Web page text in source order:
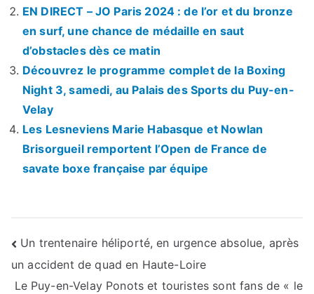
EN DIRECT – JO Paris 2024 : de l’or et du bronze
en surf, une chance de médaille en saut
d’obstacles dès ce matin
Découvrez le programme complet de la Boxing
Night 3, samedi, au Palais des Sports du Puy-en-
Velay
Les Lesneviens Marie Habasque et Nowlan
Brisorgueil remportent l’Open de France de
savate boxe française par équipe
Navigation
de
Un trentenaire héliporté, en urgence absolue, après
un accident de quad en Haute-Loire
Le Puy-en-Velay Ponots et touristes sont fans de « le